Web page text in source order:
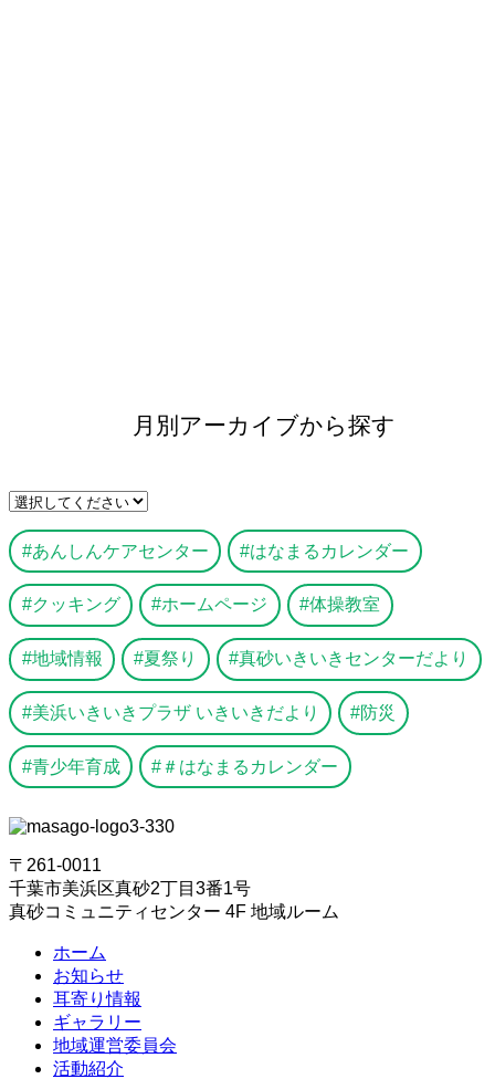
月別アーカイブから探す
あんしんケアセンター はなまるカレンダー
クッキング ホームページ 体操教室
地域情報 夏祭り 真砂いきいきセンターだより
美浜いきいきプラザ いきいきだより 防災
青少年育成 ＃はなまるカレンダー
〒261-0011
千葉市美浜区真砂2丁目3番1号
真砂コミュニティセンター 4F 地域ルーム
ホーム
お知らせ
耳寄り情報
ギャラリー
地域運営委員会
活動紹介